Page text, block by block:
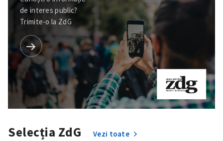
de interes public?
Trimite-o la ZdG
Selecția ZdG Vezi toate